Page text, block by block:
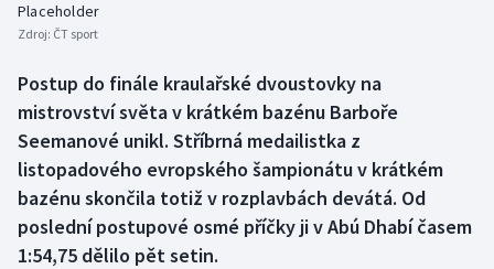
Boby a skeleton
Box
Dostihy
Florbal
AZ kvíz
Placeholder
Zdroj: ČT sport
Postup do finále kraulařské dvoustovky na
mistrovství světa v krátkém bazénu Barboře
Seemanové unikl. Stříbrná medailistka z
listopadového evropského šampionátu v krátkém
bazénu skončila totiž v rozplavbách devátá. Od
poslední postupové osmé příčky ji v Abú Dhabí časem
1:54,75 dělilo pět setin.